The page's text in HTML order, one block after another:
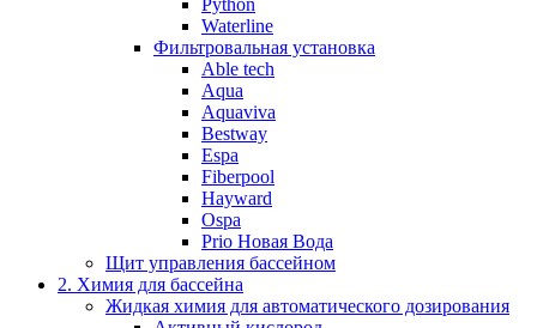
Waterline
Фильтровальная установка
Able tech
Aqua
Aquaviva
Bestway
Espa
Fiberpool
Hayward
Ospa
Prio Новая Вода
Щит управления бассейном
2. Химия для бассейна
Жидкая химия для автоматического дозирования